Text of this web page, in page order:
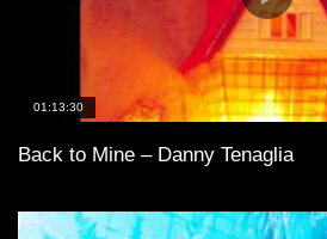
01:13:30
Back to Mine – Danny Tenaglia